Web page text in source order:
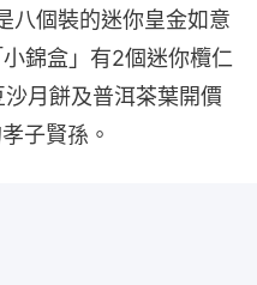
八個裝的迷你皇金如意
錦盒」有2個迷你欖仁
月餅及普洱茶葉開價
子賢孫。